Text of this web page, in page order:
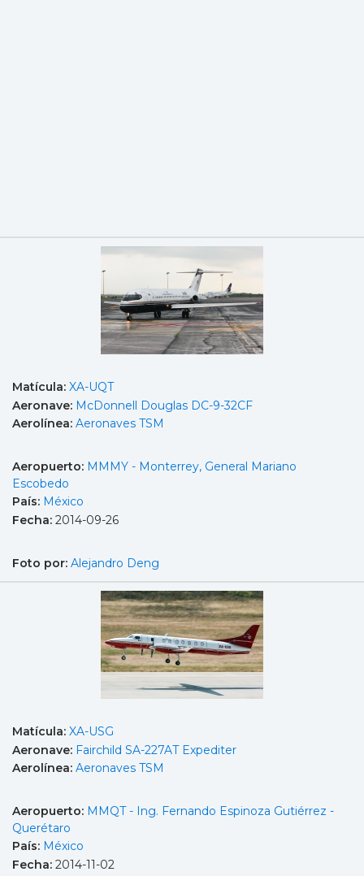
Matícula: XA-UQT
Aeronave: McDonnell Douglas DC-9-32CF
Aerolínea: Aeronaves TSM
Aeropuerto: MMMY - Monterrey, General Mariano
Escobedo
País: México
Fecha: 2014-09-26
Foto por: Alejandro Deng
Matícula: XA-USG
Aeronave: Fairchild SA-227AT Expediter
Aerolínea: Aeronaves TSM
Aeropuerto: MMQT - Ing. Fernando Espinoza Gutiérrez -
Querétaro
País: México
Fecha: 2014-11-02